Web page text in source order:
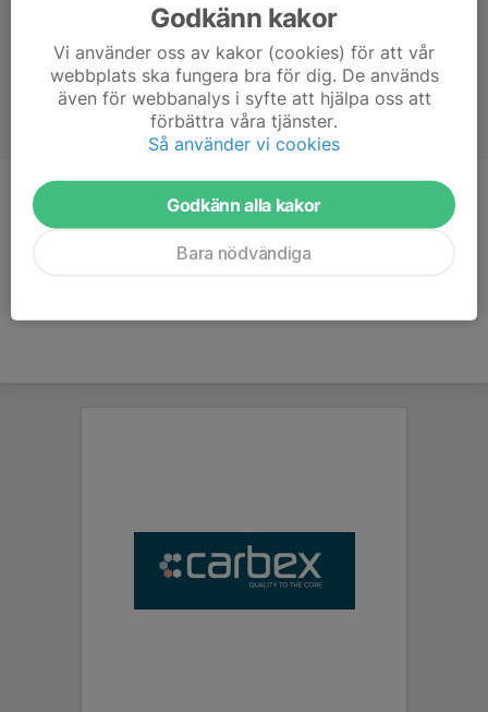
Titel
Ledare
Godkänn kakor
Vi använder oss av kakor (cookies) för att vår
webbplats ska fungera bra för dig. De används
även för webbanalys i syfte att hjälpa oss att
förbättra våra tjänster.
Så använder vi cookies
Godkänn alla kakor
Bara nödvändiga